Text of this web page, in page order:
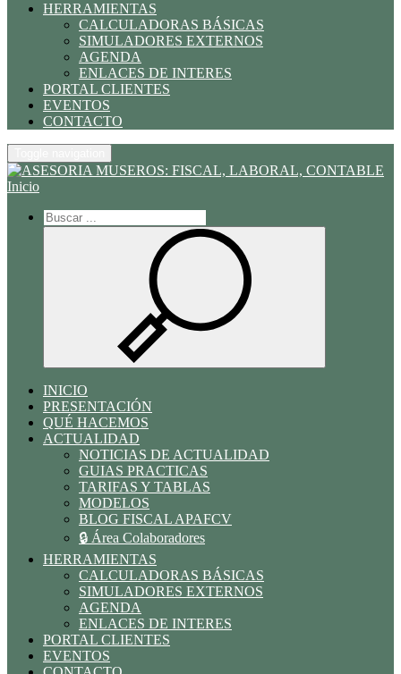
HERRAMIENTAS
CALCULADORAS BÁSICAS
SIMULADORES EXTERNOS
AGENDA
ENLACES DE INTERES
PORTAL CLIENTES
EVENTOS
CONTACTO
Inicio
INICIO
PRESENTACIÓN
QUÉ HACEMOS
ACTUALIDAD
NOTICIAS DE ACTUALIDAD
GUIAS PRACTICAS
TARIFAS Y TABLAS
MODELOS
BLOG FISCAL APAFCV
🔒 Área Colaboradores
HERRAMIENTAS
CALCULADORAS BÁSICAS
SIMULADORES EXTERNOS
AGENDA
ENLACES DE INTERES
PORTAL CLIENTES
EVENTOS